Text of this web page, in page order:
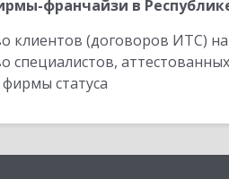
франчайзи в
клиентов (договоров ИТС)
специалистов,
статуса